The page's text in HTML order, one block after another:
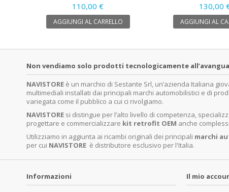
110,00 €
AGGIUNGI AL CARRELLO
130,00
AGGIUNGI AL
Non vendiamo solo prodotti tecnologicamente
NAVISTORE è un marchio di Sestante Srl, un’azienda Italiana
multimediali installati dai principali marchi automobilistici e di
variegata come il pubblico a cui ci rivolgiamo.
NAVISTORE si distingue per l’alto livello di competenza,
progettare e commercializzare kit retrofit OEM anche
Utilizziamo in aggiunta ai ricambi originali dei principali marchi
per cui NAVISTORE è distributore esclusivo per l'Italia.
Informazioni Il mio